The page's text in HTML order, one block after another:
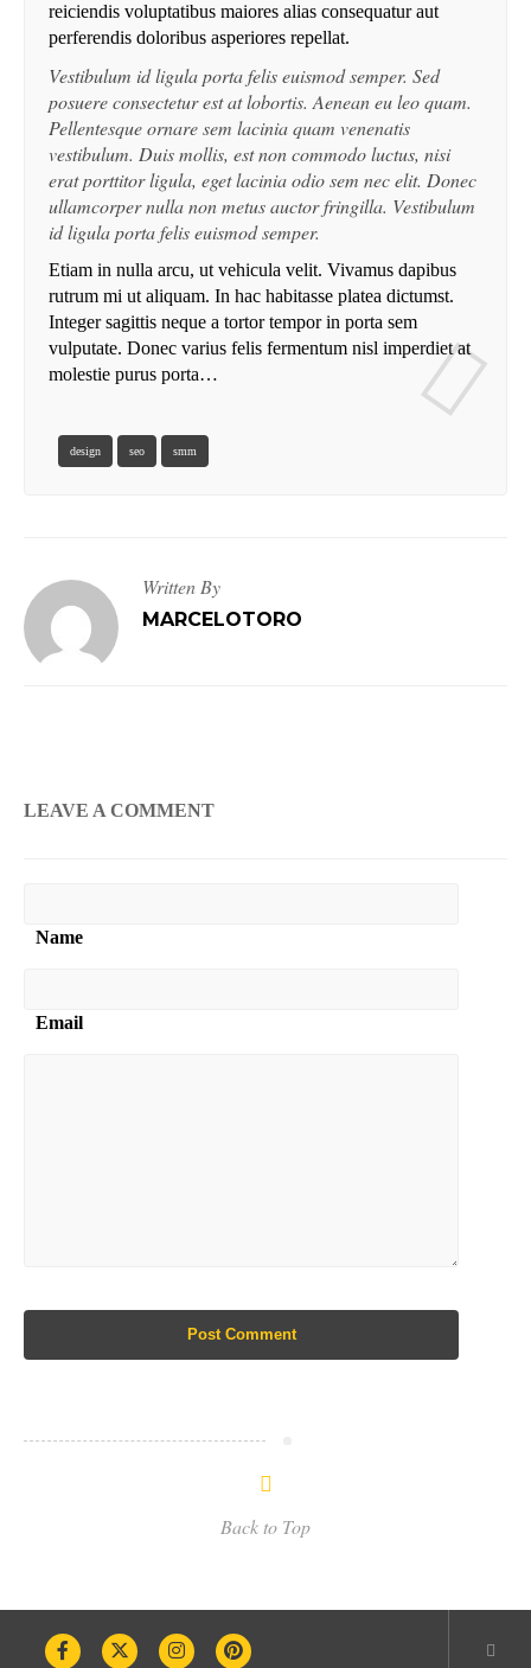
PORTFOLIO DETAILS
reiciendis voluptatibus maiores alias consequatur aut
perferendis doloribus asperiores repellat.
Vestibulum id ligula porta felis euismod semper. Sed
posuere consectetur est at lobortis. Aenean eu leo quam.
Pellentesque ornare sem lacinia quam venenatis
vestibulum. Duis mollis, est non commodo luctus, nisi
erat porttitor ligula, eget lacinia odio sem nec elit. Donec
ullamcorper nulla non metus auctor fringilla. Vestibulum
id ligula porta felis euismod semper.
Etiam in nulla arcu, ut vehicula velit. Vivamus dapibus
rutrum mi ut aliquam. In hac habitasse platea dictumst.
Integer sagittis neque a tortor tempor in porta sem
vulputate. Donec varius felis fermentum nisl imperdiet at
molestie purus porta…
design seo smm
Written By
MARCELOTORO
LEAVE A COMMENT
Name
Email
Post Comment
Back to Top